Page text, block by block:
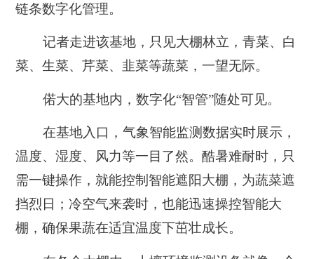
链条数字化管理。
记者走进该基地，只见大棚林立，青菜、白
菜、生菜、芹菜、韭菜等蔬菜，一望无际。
偌大的基地内，数字化“智管”随处可见。
在基地入口，气象智能监测数据实时展示，
温度、湿度、风力等一目了然。酷暑难耐时，只
需一键操作，就能控制智能遮阳大棚，为蔬菜遮
挡烈日；冷空气来袭时，也能迅速操控智能大
棚，确保果蔬在适宜温度下茁壮成长。